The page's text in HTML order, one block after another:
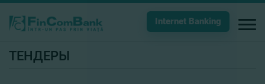
Internet Banking
ТЕНДЕРЫ